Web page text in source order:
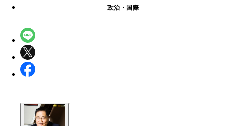
政治・国際